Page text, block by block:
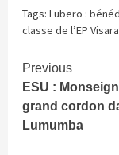
Tags: Lubero :
classe de l’EP
Continue
Reading
Previous
ESU :
grand cordon
Lumumba